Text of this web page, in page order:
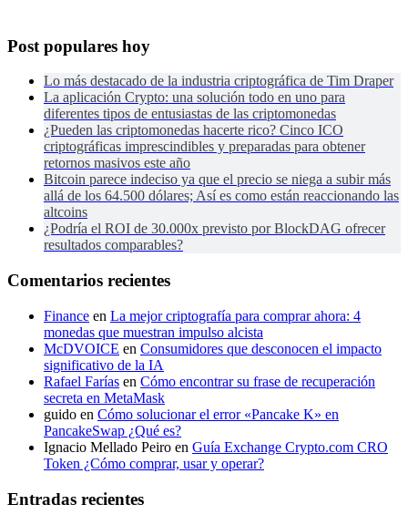
Post populares hoy
Lo más destacado de la industria criptográfica de Tim Draper
La aplicación Crypto: una solución todo en uno para
diferentes tipos de entusiastas de las criptomonedas
¿Pueden las criptomonedas hacerte rico? Cinco ICO
criptográficas imprescindibles y preparadas para obtener
retornos masivos este año
Bitcoin parece indeciso ya que el precio se niega a subir más
allá de los 64.500 dólares; Así es como están reaccionando las
altcoins
¿Podría el ROI de 30.000x previsto por BlockDAG ofrecer
resultados comparables?
Comentarios recientes
Finance en La mejor criptografía para comprar ahora: 4
monedas que muestran impulso alcista
McDVOICE en Consumidores que desconocen el impacto
significativo de la IA
Rafael Farías en Cómo encontrar su frase de recuperación
secreta en MetaMask
guido en Cómo solucionar el error «Pancake K» en
PancakeSwap ¿Qué es?
Ignacio Mellado Peiro en Guía Exchange Crypto.com CRO
Token ¿Cómo comprar, usar y operar?
Entradas recientes